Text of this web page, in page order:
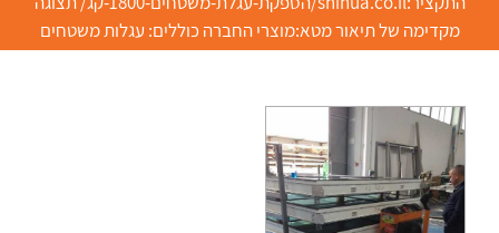
מקדימה של תיאור מטא:מוצרי החברה כוללים: עגלות משטחים